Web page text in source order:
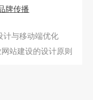
牌传播
计与移动端优化
站建设的设计原则